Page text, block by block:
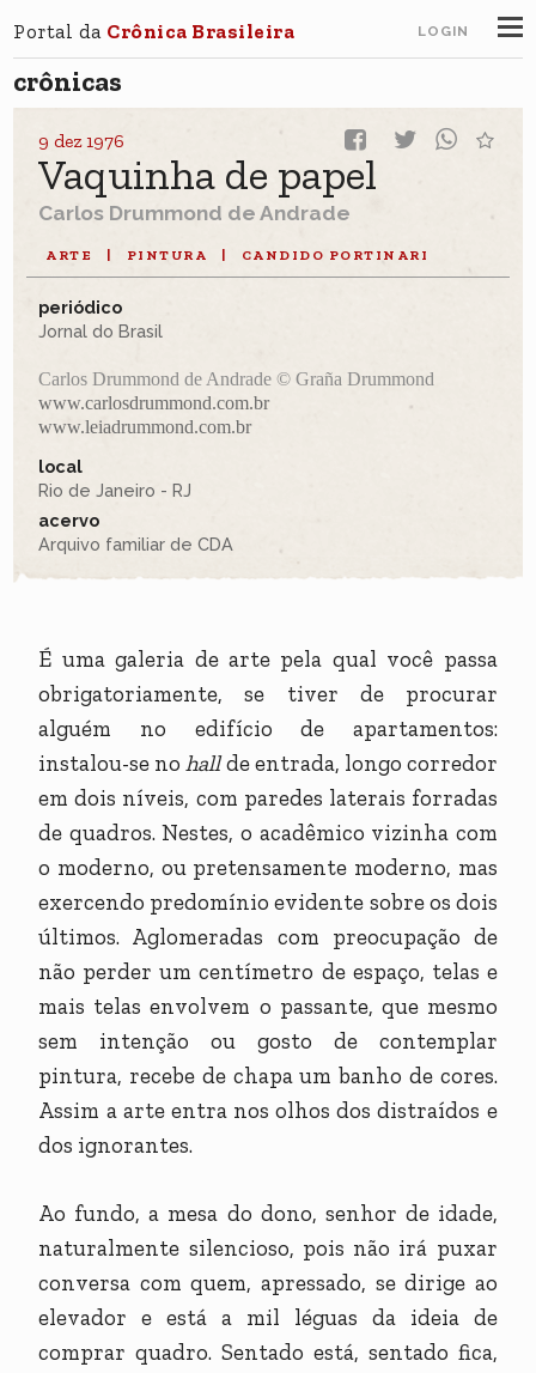
Portal da Crônica Brasileira LOGIN
crônicas
9 dez 1976
Vaquinha de papel
Carlos Drummond de Andrade
ARTE PINTURA CANDIDO PORTINARI
periódico
Jornal do Brasil
Carlos Drummond de Andrade © Graña Drummond
www.carlosdrummond.com.br
www.leiadrummond.com.br
local
Rio de Janeiro - RJ
acervo
Arquivo familiar de CDA
É uma galeria de arte pela qual você passa
obrigatoriamente, se tiver de procurar
alguém no edifício de apartamentos:
instalou-se no hallde entrada, longo corredor
em dois níveis, com paredes laterais forradas
de quadros. Nestes, o acadêmico vizinha com
o moderno, ou pretensamente moderno, mas
exercendo predomínio evidente sobre os dois
últimos. Aglomeradas com preocupação de
não perder um centímetro de espaço, telas e
mais telas envolvem o passante, que mesmo
sem intenção ou gosto de contemplar
pintura, recebe de chapa um banho de cores.
Assim a arte entra nos olhos dos distraídos e
dos ignorantes.
Ao fundo, a mesa do dono, senhor de idade,
naturalmente silencioso, pois não irá puxar
conversa com quem, apressado, se dirige ao
elevador e está a mil léguas da ideia de
comprar quadro. Sentado está, sentado fica,